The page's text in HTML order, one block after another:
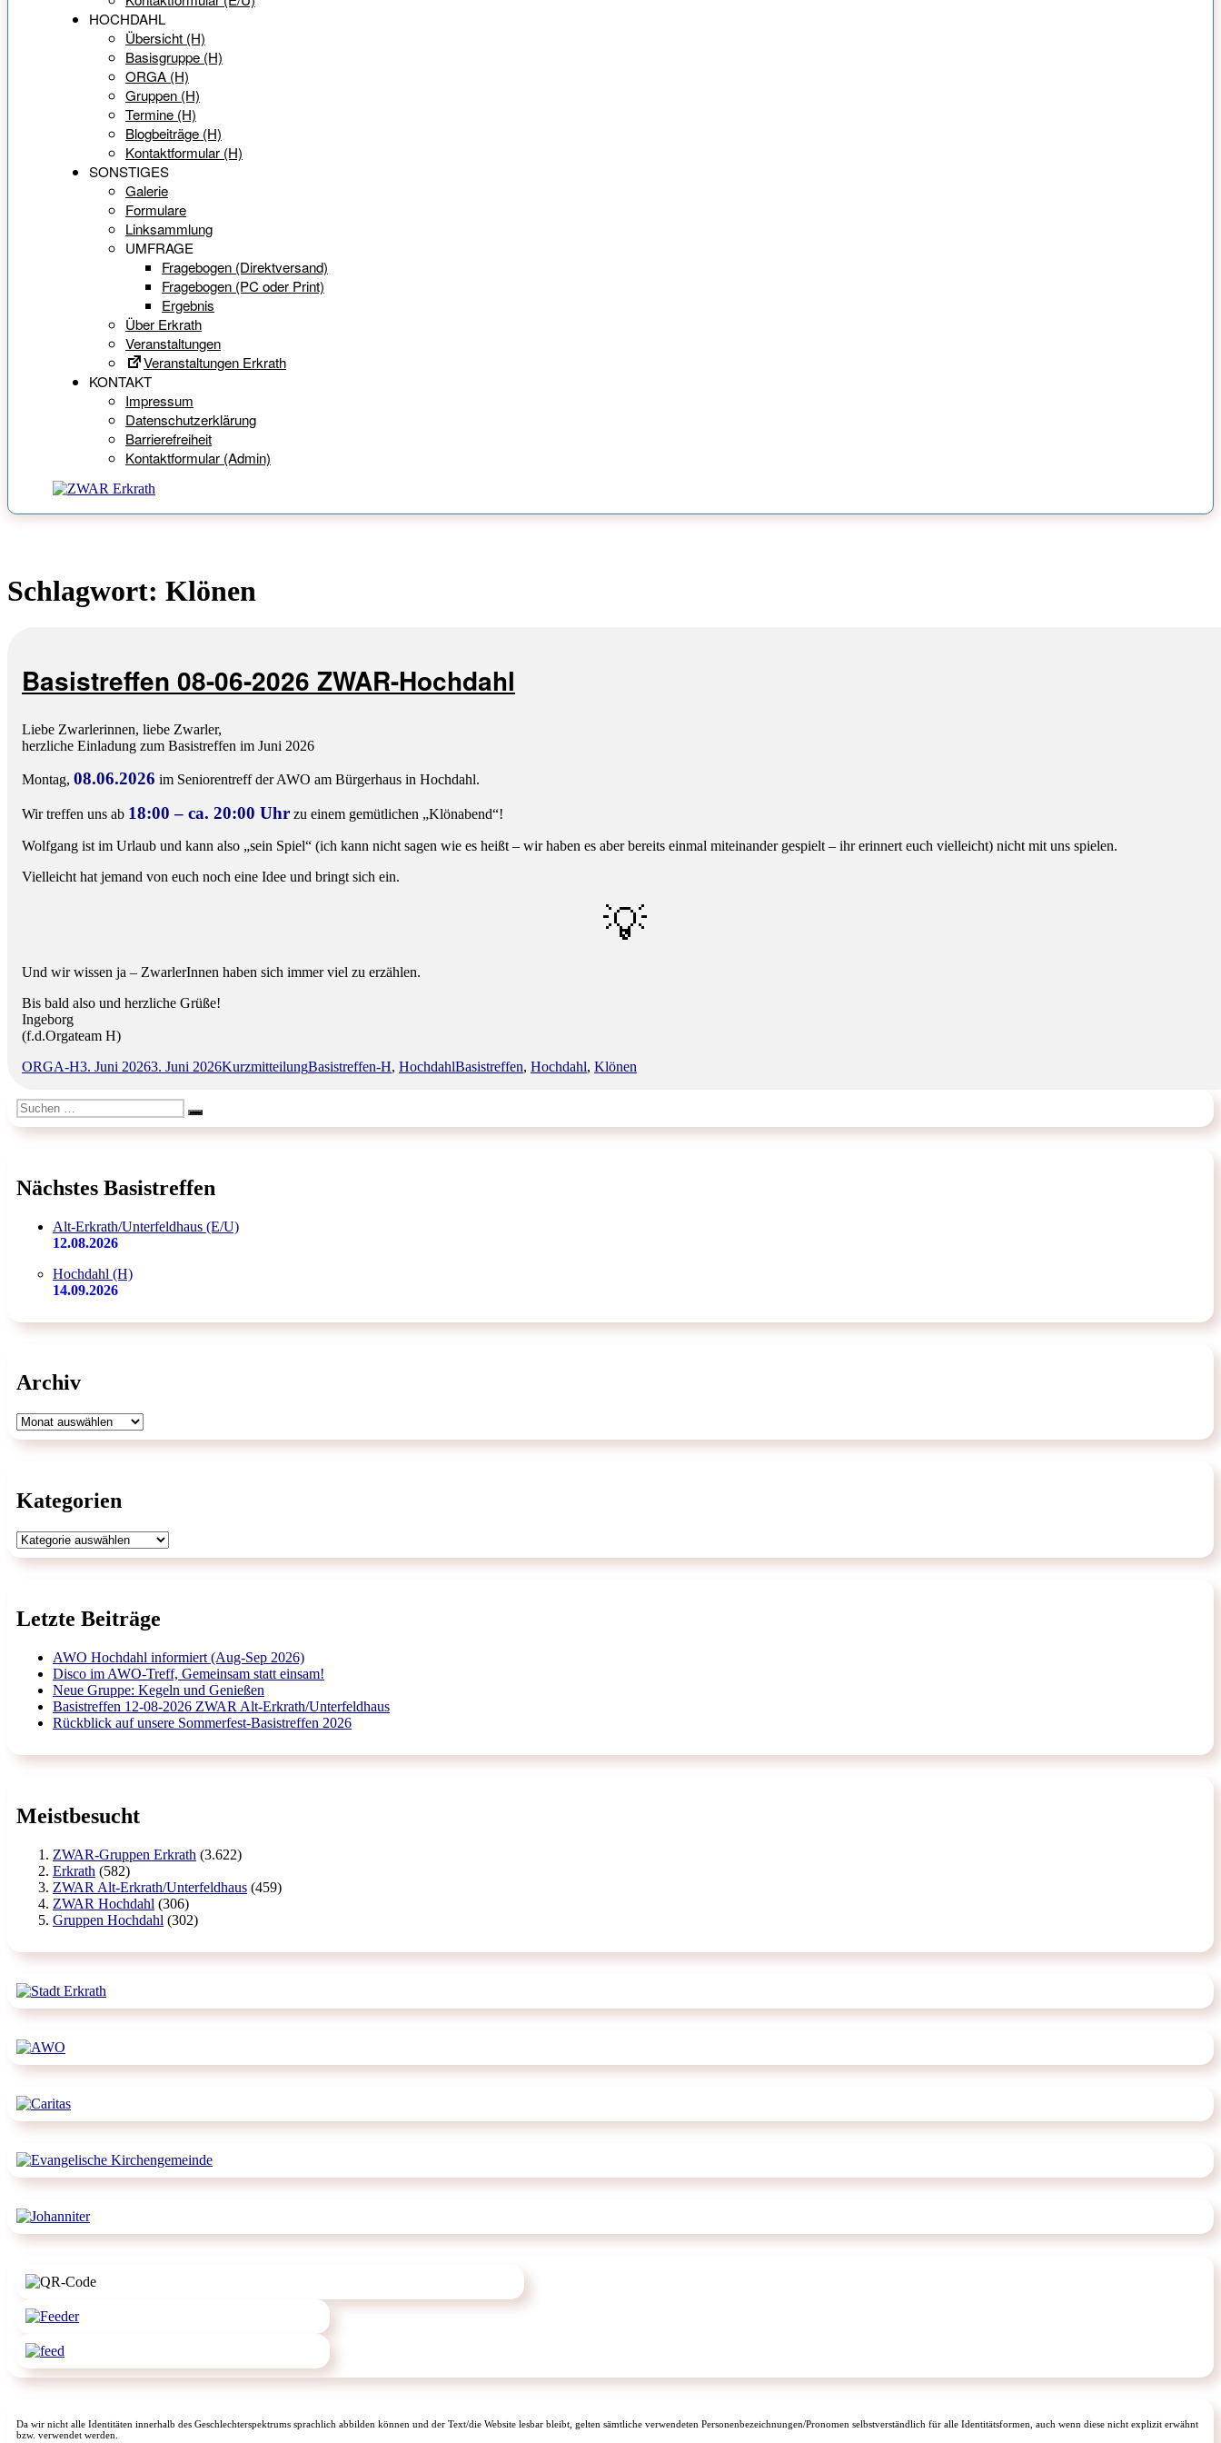
HOCHDAHL
Übersicht (H)
Basisgruppe (H)
ORGA (H)
Gruppen (H)
Termine (H)
Blogbeiträge (H)
Kontaktformular (H)
SONSTIGES
Galerie
Formulare
Linksammlung
UMFRAGE
Fragebogen (Direktversand)
Fragebogen (PC oder Print)
Ergebnis
Über Erkrath
Veranstaltungen
Veranstaltungen Erkrath
KONTAKT
Impressum
Datenschutzerklärung
Barrierefreiheit
Kontaktformular (Admin)
Schlagwort: Klönen
Basistreffen 08-06-2026 ZWAR-Hochdahl
Liebe Zwarlerinnen, liebe Zwarler,
herzliche Einladung zum Basistreffen im Juni 2026
Montag, 08.06.2026 im Seniorentreff der AWO am Bürgerhaus in Hochdahl.
Wir treffen uns ab 18:00 – ca. 20:00 Uhr zu einem gemütlichen „Klönabend“!
Wolfgang ist im Urlaub und kann also „sein Spiel“ (ich kann nicht sagen wie es heißt – wir haben es aber bereits einmal miteinander gespielt – ihr erinnert euch vielleicht) nicht mit uns spielen.
Vielleicht hat jemand von euch noch eine Idee und bringt sich ein.
💡
Und wir wissen ja – ZwarlerInnen haben sich immer viel zu erzählen.
Bis bald also und herzliche Grüße!
Ingeborg
(f.d.Orgateam H)
Autor
ORGA-HVeröffentlicht
3. Juni 20263. Juni 2026Format
KurzmitteilungKategorien
Basistreffen-H, HochdahlSchlagwörter
Basistreffen, Hochdahl, Klönen
Suchen
nach:
Suchen
Nächstes Basistreffen
Alt-Erkrath/Unterfeldhaus (E/U)
12.08.2026
Hochdahl (H)
14.09.2026
Archiv
Archiv
Kategorien
Kategorien
Letzte Beiträge
AWO Hochdahl informiert (Aug-Sep 2026)
Disco im AWO-Treff, Gemeinsam statt einsam!
Neue Gruppe: Kegeln und Genießen
Basistreffen 12-08-2026 ZWAR Alt-Erkrath/Unterfeldhaus
Rückblick auf unsere Sommerfest-Basistreffen 2026
Meistbesucht
ZWAR-Gruppen Erkrath (3.622)
Erkrath (582)
ZWAR Alt-Erkrath/Unterfeldhaus (459)
ZWAR Hochdahl (306)
Gruppen Hochdahl (302)
Da wir nicht alle Identitäten innerhalb des Geschlechterspektrums sprachlich abbilden können und der Text/die Website lesbar bleibt, gelten sämtliche verwendeten Personenbezeichnungen/Pronomen selbstverständlich für alle Identitätsformen, auch wenn diese nicht explizit erwähnt
bzw. verwendet werden.